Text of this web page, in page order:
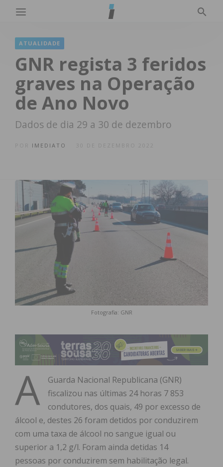
ATUALIDADE
GNR regista 3 feridos
graves na Operação
de Ano Novo
Dados de dia 29 a 30 de dezembro
IMEDIATO
Fotografia: GNR
A
Guarda Nacional Republicana (GNR)
fiscalizou nas últimas 24 horas 7 853
condutores, dos quais, 49 por excesso de
álcool e, destes 26 foram detidos por conduzirem
com uma taxa de álcool no sangue igual ou
superior a 1,2 g/l. Foram ainda detidas 14
pessoas por conduzirem sem habilitação legal.